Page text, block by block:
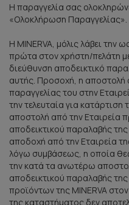
Η παραγγελία σας
«Ολοκλήρωση Παραγγελίας».
Η MINERVA, μόλις λάβει την
πρώτα στον χρήστη/πελάτη
διεύθυνση αποδεικτικό
αυτής. Προσοχή, η αποστολή
παραγγελίας του στην
την τελευταία για
αποστολή από την Εταιρεία
αποδεικτικού παραλαβής
αποδοχή από την Εταιρεία
λόγω συμβάσεως, η οποία
την κατά τα ανωτέρω
αποδεικτικού παραλαβής
προϊόντων της MINERVA
της καταστήματος δεν